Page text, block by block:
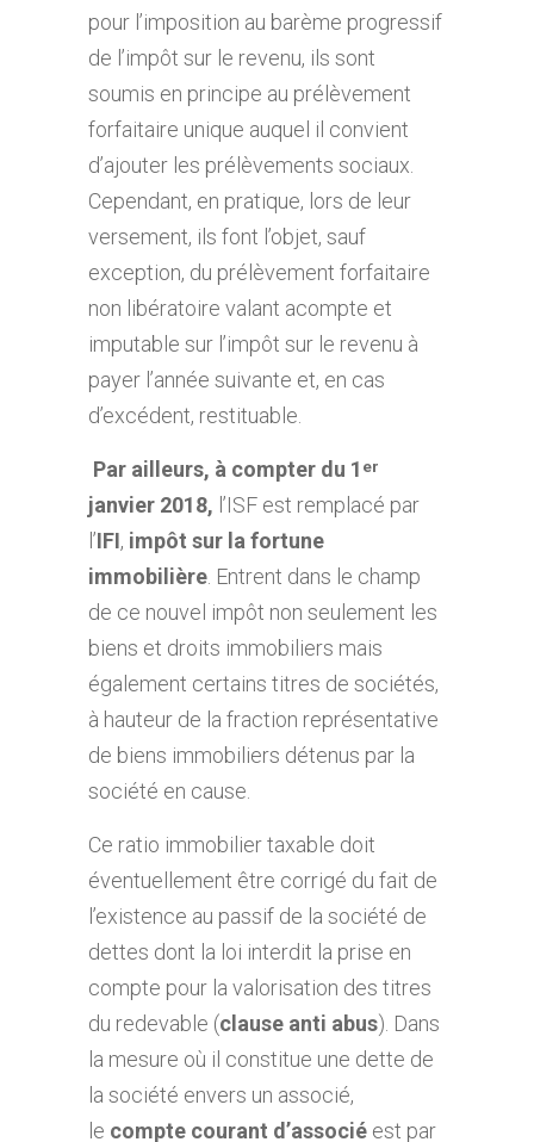
pour l’imposition au barème progressif
de l’impôt sur le revenu, ils sont
soumis en principe au prélèvement
forfaitaire unique auquel il convient
d’ajouter les prélèvements sociaux.
Cependant, en pratique, lors de leur
versement, ils font l’objet, sauf
exception, du prélèvement forfaitaire
non libératoire valant acompte et
imputable sur l’impôt sur le revenu à
payer l’année suivante et, en cas
d’excédent, restituable.
Par ailleurs, à compter du 1 er
janvier 2018, l’ISF est remplacé par
l’IFI, impôt sur la fortune
immobilière . Entrent dans le champ
de ce nouvel impôt non seulement les
biens et droits immobiliers mais
également certains titres de sociétés,
à hauteur de la fraction représentative
de biens immobiliers détenus par la
société en cause.
Ce ratio immobilier taxable doit
éventuellement être corrigé du fait de
l’existence au passif de la société de
dettes dont la loi interdit la prise en
compte pour la valorisation des titres
du redevable (clause anti abus). Dans
la mesure où il constitue une dette de
la société envers un associé,
le compte courant d’associé est par